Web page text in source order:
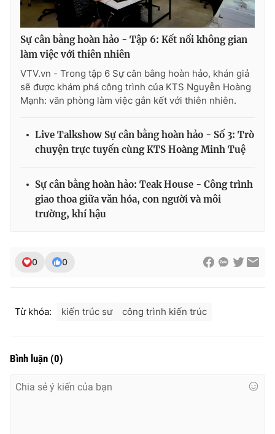
THỜI BÁO VTV
Cơ quan chủ quản:Đài Truyền hình Việt Nam
Giấy phép hoạt động báo in và báo điện tử số 483/GP-BTTTT
cấp ngày 29/12/2023
Tổng Biên tập: Vũ Thanh Thủy
Tổng đài VTV: 024.38 355 931 - 024.38 355 932
Liên hệ quảng cáo: 024-7300.7108
Sự cân bằng hoàn hảo - Tập 6: Kết nối không gian
làm việc với thiên nhiên
VTV.vn - Trong tập 6 Sự cân bằng hoàn hảo, khán giả
sẽ được khám phá công trình của KTS Nguyễn Hoàng
Mạnh: văn phòng làm việc gắn kết với thiên nhiên.
Live Talkshow Sự cân bằng hoàn hảo - Số 3: Trò
chuyện trực tuyến cùng KTS Hoàng Minh Tuệ
Sự cân bằng hoàn hảo: Teak House - Công trình
giao thoa giữa văn hóa, con người và môi
trường, khí hậu
0 0
Từ khóa: kiến trúc sư công trình kiến trúc
Bình luận (0)